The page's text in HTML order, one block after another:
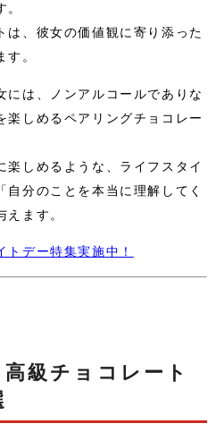
は、彼女の価値観に寄り添った
。
には、ノンアルコールでありな
楽しめるペアリングチョコレー
楽しめるような、ライフスタイ
自分のことを本当に理解してく
ます。
デー特集実施中！
級チョコレート